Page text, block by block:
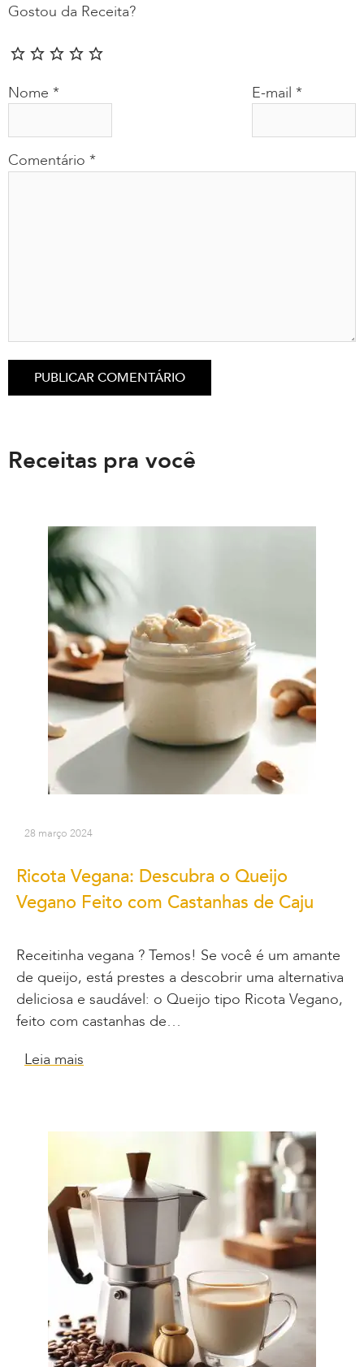
Gostou da Receita?
Comentário *
Nome * E-mail *
Receitas pra você
28 março 2024
Ricota Vegana: Descubra o Queijo
Vegano Feito com Castanhas de Caju
Receitinha vegana ? Temos! Se você é um amante
de queijo, está prestes a descobrir uma alternativa
deliciosa e saudável: o Queijo tipo Ricota Vegano,
feito com castanhas de…
Leia mais